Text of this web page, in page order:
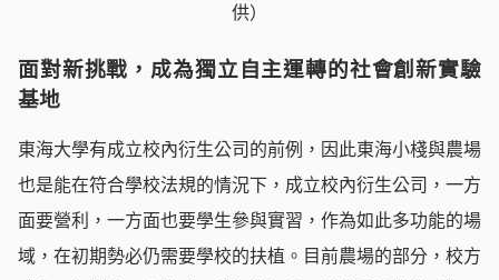
供）
面對新挑戰，成為獨立自主運轉的社會創新實驗
基地
東海大學有成立校內衍生公司的前例，因此東海小棧與農場
也是能在符合學校法規的情況下，成立校內衍生公司，一方
面要營利，一方面也要學生參與實習，作為如此多功能的場
域，在初期勢必仍需要學校的扶植。目前農場的部分，校方